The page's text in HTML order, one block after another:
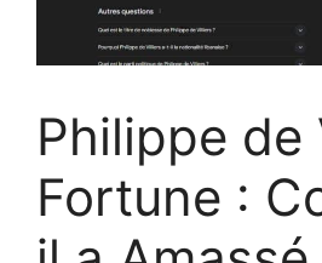
Philippe de
Fortune :